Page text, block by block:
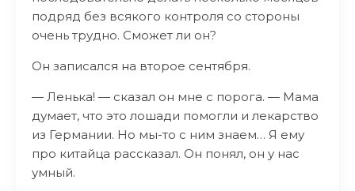
подряд без всякого контроля со стороны
очень трудно. Сможет ли он?
Он записался на второе сентября.
— Ленька! — сказал он мне с порога. — Мама
думает, что это лошади помогли и лекарство
из Германии. Но мы-то с ним знаем… Я ему
про китайца рассказал. Он понял, он у нас
умный.